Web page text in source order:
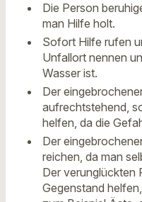
Die Person
man Hilfe holt.
Sofort Hilfe rufen
Unfallort nennen
Wasser ist.
Der
aufrechtstehend,
helfen, da die
Der
reichen, da man
Der verunglückten
Gegenstand